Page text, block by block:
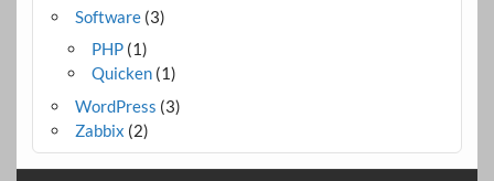
Software(3)
PHP(1)
Quicken(1)
WordPress (3)
Zabbix (2)